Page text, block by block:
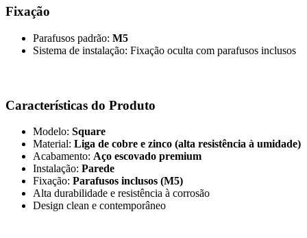
Fixação
Parafusos padrão: M5
Sistema de instalação: Fixação oculta com parafusos inclusos
Características do Produto
Modelo: Square
Material: Liga de cobre e zinco (alta resistência à umidade)
Acabamento: Aço escovado premium
Instalação: Parede
Fixação: Parafusos inclusos (M5)
Alta durabilidade e resistência à corrosão
Design clean e contemporâneo